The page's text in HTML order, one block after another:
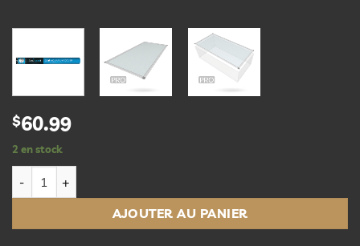
$60.99
2 en stock
AJOUTER AU PANIER